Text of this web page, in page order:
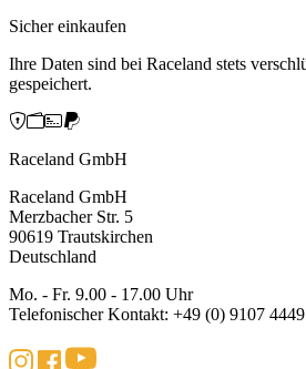
Sicher einkaufen
Ihre Daten sind bei Raceland stets
gespeichert.
Raceland GmbH
Raceland GmbH
Merzbacher Str. 5
90619 Trautskirchen
Deutschland
Mo. - Fr. 9.00 - 17.00 Uhr
Telefonischer Kontakt: +49 (0) 9107